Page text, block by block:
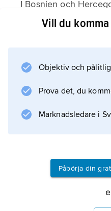
I Bosnien och
dialekter av det
štokaviska, čakaviska,
torlakiska.
Vill du
Objektiv och
Prova det, du
Marknadsledare i
Påbörja din